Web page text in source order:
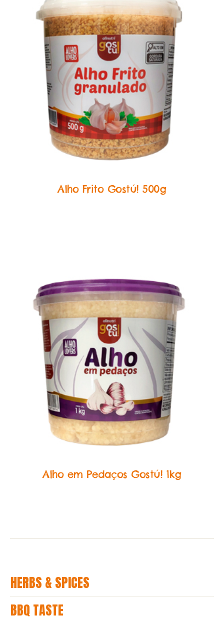
Alho Frito Gostú! 500g
Alho em Pedaços Gostú! 1kg
HERBS & SPICES
BBQ TASTE